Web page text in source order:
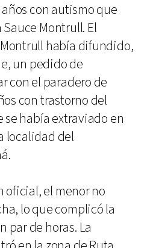
con autismo que
Montrull. El
había difundido,
un pedido de
con el paradero de
con trastorno del
había extraviado en
localidad del
oficial, el menor no
lo que complicó la
par de horas. La